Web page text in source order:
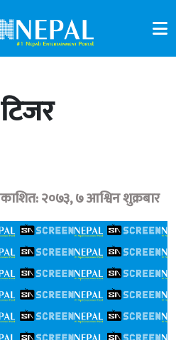
२०७३, ७ आश्विन शुक्रबार